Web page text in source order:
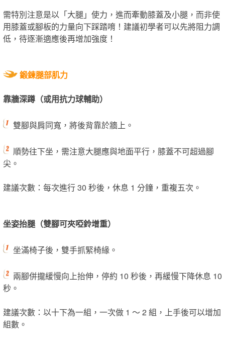
需特別注意是以「大腿」使力，進而牽動膝蓋及小腿，而非使
用膝蓋或腳板的力量向下踩踏唷！建議初學者可以先將阻力調
低，待逐漸適應後再增加強度！
鍛鍊腿部肌力
靠牆深蹲（或用抗力球輔助）
雙腳與肩同寬，將後背靠於牆上。
順勢往下坐，需注意大腿應與地面平行，膝蓋不可超過腳
尖。
建議次數：每次進行 30 秒後，休息 1 分鐘，重複五次。
坐姿抬腿（雙腳可夾啞鈴增重）
坐滿椅子後，雙手抓緊椅緣。
兩腳併攏緩慢向上抬伸，停約 10 秒後，再緩慢下降休息 10
秒。
建議次數：以十下為一組，一次做 1 ～ 2 組，上手後可以增加
組數。